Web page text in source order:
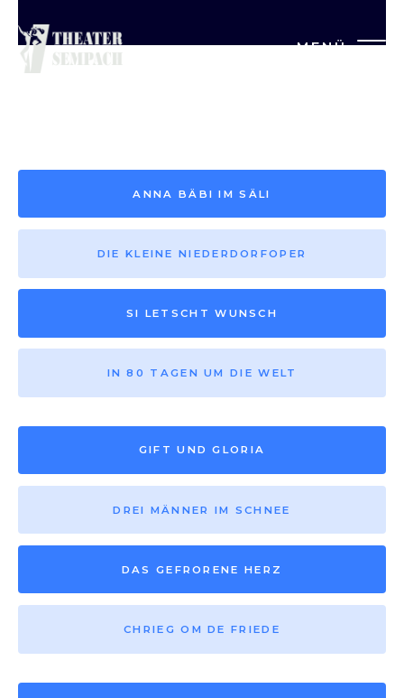
MENÜ
Saison vor 2013
ANNA BÄBI IM SÄLI
DIE KLEINE NIEDERDORFOPER
SI LETSCHT WUNSCH
IN 80 TAGEN UM DIE WELT
GIFT UND GLORIA
DREI MÄNNER IM SCHNEE
DAS GEFRORENE HERZ
CHRIEG OM DE FRIEDE